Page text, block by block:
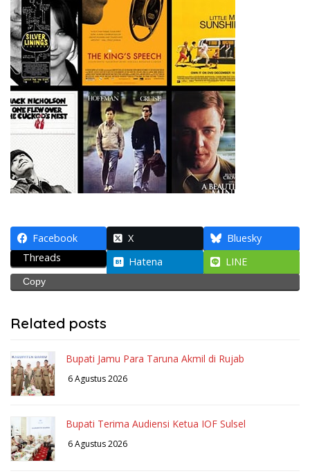
Facebook X
Bluesky
Threads
Hatena LINE
Copy
Related posts
Bupati Jamu Para Taruna Akmil di Rujab
6 Agustus 2026
Bupati Terima Audiensi Ketua IOF Sulsel
6 Agustus 2026